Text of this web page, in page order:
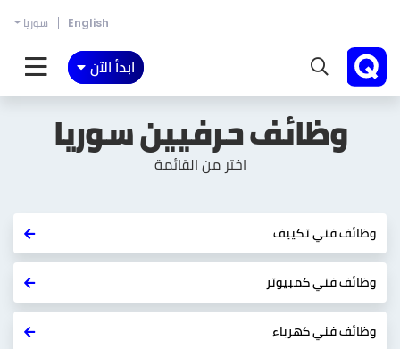
English سوريا
ابدأ الآن
وظائف حرفيينسوريا
اختر من القائمة
وظائف فني تكييف
وظائف فني كمبيوتر
وظائف فني كهرباء